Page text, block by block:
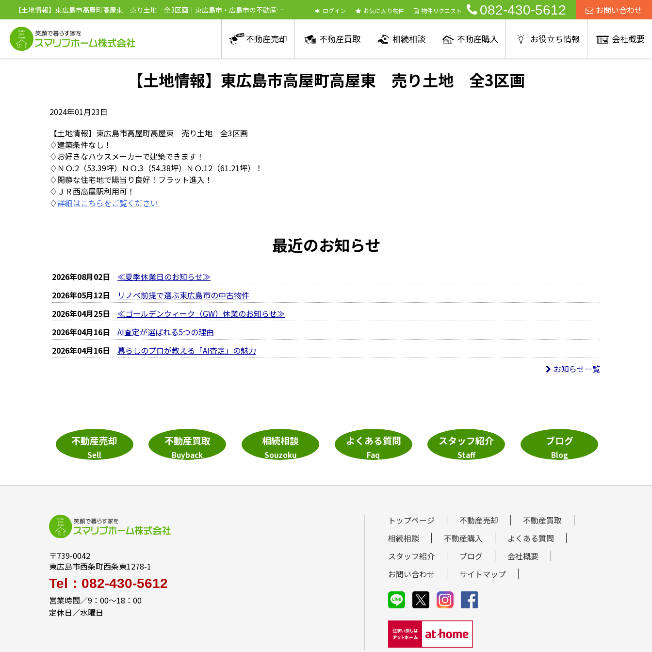
【土地情報】東広島市高屋町高屋東 売り土地 全3区画｜東広島市・広島市の不動産売
買専門｜新築・中古・土地・売却はスマリブホーム
ログイン お気に入り物件 物件リクエスト 082-430-5612 お問い合わせ
不動産売却 不動産買取 相続相談 不動産購入 お役立ち情報 会社概要
【土地情報】東広島市高屋町高屋東 売り土地 全3区画
2024年01月23日
【土地情報】東広島市高屋町高屋東 売り土地 全3区画
♢建築条件なし！
♢お好きなハウスメーカーで建築できます！
♢ＮＯ.2（53.39坪）ＮＯ.3（54.38坪）ＮＯ.12（61.21坪）！
♢閑静な住宅地で陽当り良好！フラット進入！
♢ＪＲ西高屋駅利用可！
♢詳細はこちらをご覧ください
最近のお知らせ
2026年08月02日
≪夏季休業日のお知らせ≫
2026年05月12日
リノベ前提で選ぶ東広島市の中古物件
2026年04月25日
≪ゴールデンウィーク（GW）休業のお知らせ≫
2026年04月16日
AI査定が選ばれる5つの理由
2026年04月16日
暮らしのプロが教える「AI査定」の魅力
お知らせ一覧
不動産売却
Sell
不動産買取
Buyback
相続相談
Souzoku
よくある質問
Faq
スタッフ紹介
Staff
ブログ
Blog
〒739-0042
東広島市西条町西条東1278-1
Tel：082-430-5612
営業時間／9：00～18：00
定休日／水曜日
トップページ 不動産売却
不動産買取
相続相談
不動産購入
よくある質問
スタッフ紹介
ブログ
会社概要
お問い合わせ
サイトマップ